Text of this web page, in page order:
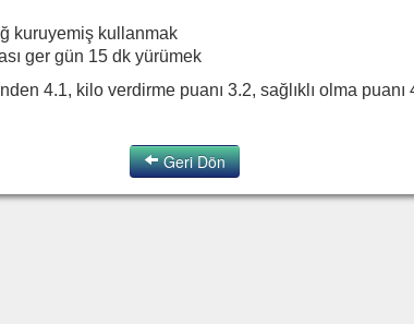
kuruyemiş kullanmak
ger gün 15 dk yürümek
4.1, kilo verdirme puanı 3.2, sağlıklı olma
Geri Dön